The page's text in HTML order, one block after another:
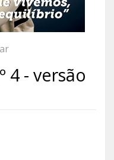
4 - versão